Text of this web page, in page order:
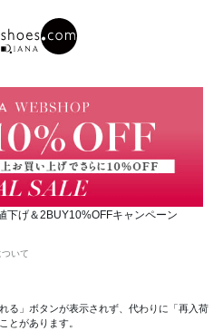
下げ＆2BUY10%OFFキャンペーン
いて
る」ボタンが表示されず、代わりに「再入荷
とがあります。